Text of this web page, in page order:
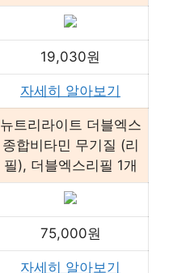
19,030원
자세히 알아보기
뉴트리라이트 더블엑스
종합비타민 무기질 (리
필), 더블엑스리필 1개
75,000원
자세히 알아보기